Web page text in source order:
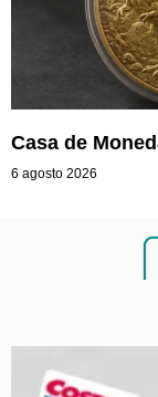
Casa de
6 agosto 2026